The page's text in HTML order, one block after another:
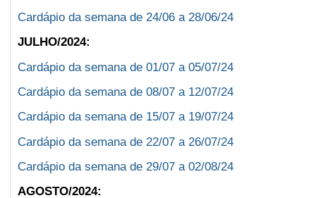
Cardápio da semana de 24/06 a 28/06/24
JULHO/2024:
Cardápio da semana de 01/07 a 05/07/24
Cardápio da semana de 08/07 a 12/07/24
Cardápio da semana de 15/07 a 19/07/24
Cardápio da semana de 22/07 a 26/07/24
Cardápio da semana de 29/07 a 02/08/24
AGOSTO/2024: